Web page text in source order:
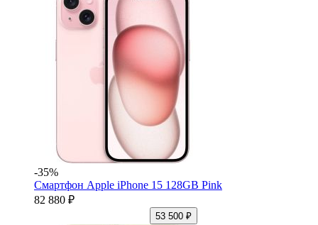
-35%
Смартфон Apple iPhone 15 128GB Pink
82 880 ₽
53 500 ₽